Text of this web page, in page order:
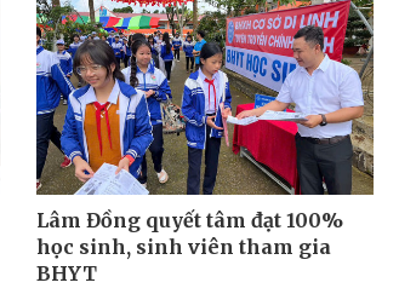
Lâm Đồng quyết tâm đạt 100%
học sinh, sinh viên tham gia
BHYT